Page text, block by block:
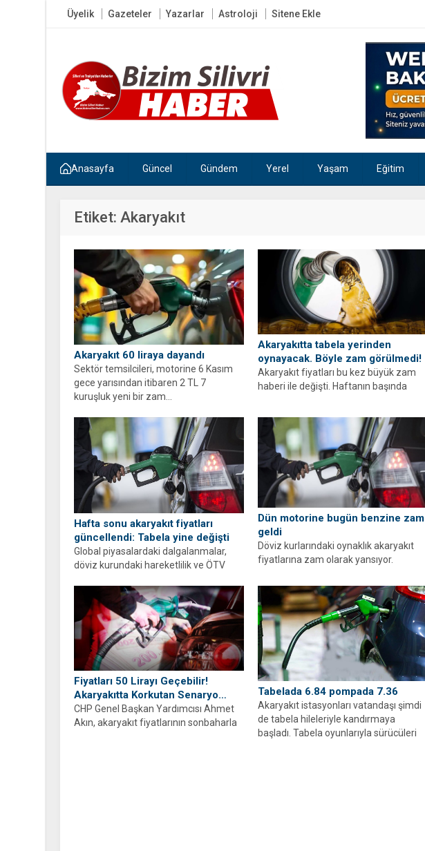
Üyelik Gazeteler Yazarlar Astroloji Sitene Ekle
Anasayfa Güncel Gündem Yerel Yaşam Eğitim
Etiket: Akaryakıt
Akaryakıt 60 liraya dayandı
Sektör temsilcileri, motorine 6 Kasım
gece yarısından itibaren 2 TL 7
kuruşluk yeni bir zam...
Akaryakıtta tabela yerinden
oynayacak. Böyle zam görülmedi!
Akaryakıt fiyatları bu kez büyük zam
haberi ile değişti. Haftanın başında
Hafta sonu akaryakıt fiyatları
güncellendi: Tabela yine değişti
Global piyasalardaki dalgalanmalar,
döviz kurundaki hareketlilik ve ÖTV
değişti. Bu gelişmelerin...
Dün motorine bugün benzine zam
geldi
Döviz kurlarındaki oynaklık akaryakıt
fiyatlarına zam olarak yansıyor.
Fiyatları 50 Lirayı Geçebilir!
Akaryakıtta Korkutan Senaryo…
CHP Genel Başkan Yardımcısı Ahmet
Akın, akaryakıt fiyatlarının sonbaharla
Tabelada 6.84 pompada 7.36
Akaryakıt istasyonları vatandaşı şimdi
de tabela hileleriyle kandırmaya
başladı. Tabela oyunlarıyla sürücüleri